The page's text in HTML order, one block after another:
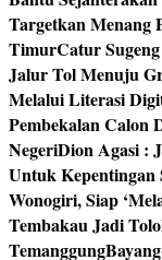
Targetkan Menang
TimurCatur
Jalur Tol Menuju
Melalui Literasi
Pembekalan Calon
NegeriDion Agasi :
Untuk Kepentingan
Wonogiri, Siap
Tembakau Jadi
Temanggung